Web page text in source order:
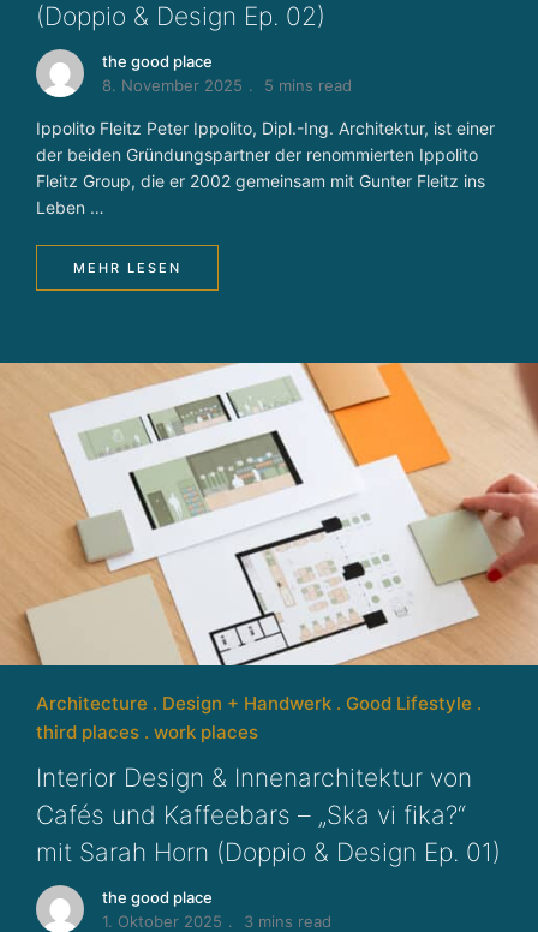
k
n
(Doppio & Design Ep. 02)
the good place
8. November 2025
5 mins read
Ippolito Fleitz Peter Ippolito, Dipl.-Ing. Architektur, ist einer
der beiden Gründungspartner der renommierten Ippolito
Fleitz Group, die er 2002 gemeinsam mit Gunter Fleitz ins
Leben …
MEHR LESEN
Architecture Design + Handwerk
Good Lifestyle
third places
work places
Interior Design & Innenarchitektur von
Cafés und Kaffeebars – „Ska vi fika?“
mit Sarah Horn (Doppio & Design Ep. 01)
the good place
1. Oktober 2025
3 mins read